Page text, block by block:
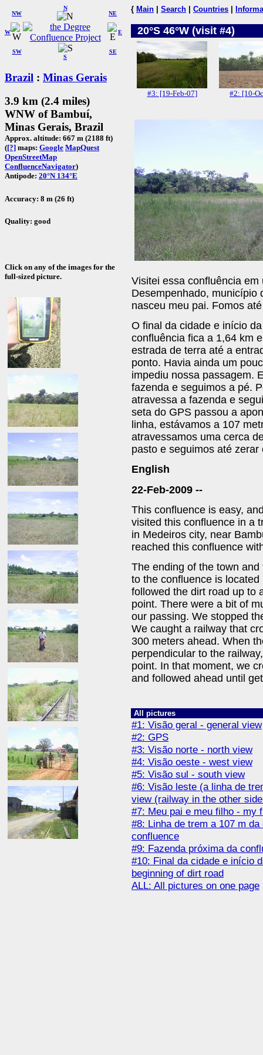
W
NW
N
NE
SW
S
SE
E
Brazil : Minas Gerais
3.9 km (2.4 miles)
WNW of Bambuí,
Minas Gerais, Brazil
Approx. altitude: 667 m (2188 ft)
([?] maps: Google MapQuest
OpenStreetMap
ConfluenceNavigator)
Antipode: 20°N 134°E
Accuracy: 8 m (26 ft)
Quality: good
Click on any of the images for the
full-sized picture.
{ Main Search Countries
20°S 46°W (visit #4)
#3: [19-Feb-07] #2: [10-
Visitei essa confluência
Desempenhado, município
nasceu meu pai. Fomos
O final da cidade e início
confluência fica a 1,64 km
estrada de terra até a
ponto. Havia ainda um
impediu nossa passagem.
fazenda e seguimos a pé.
atravessa a fazenda e
seta do GPS passou a
linha, estávamos a 107
atravessamos uma cerca
pasto e seguimos até zerar
English
22-Feb-2009 --
This confluence is easy,
visited this confluence in a
in Medeiros city, near
reached this confluence
The ending of the town
to the confluence is
followed the dirt road up to
point. There were a bit of
our passing. We stopped
We caught a railway that
300 meters ahead. When
perpendicular to the
point. In that moment, we
and followed ahead until
All pictures
#1: Visão geral - general view
#2: GPS
#3: Visão norte - north view
#4: Visão oeste - west view
#5: Visão sul - south view
#6: Visão leste (a linha de
view (railway in the other
#7: Meu pai e meu filho - my
#8: Linha de trem a 107 m
confluence
#9: Fazenda próxima da
#10: Final da cidade e início
beginning of dirt road
ALL: All pictures on one page